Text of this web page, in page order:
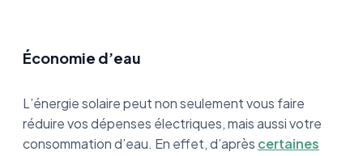
Économie d’eau
L’énergie solaire peut non seulement vous faire
réduire vos dépenses électriques, mais aussi votre
consommation d’eau. En effet, d’après certaines